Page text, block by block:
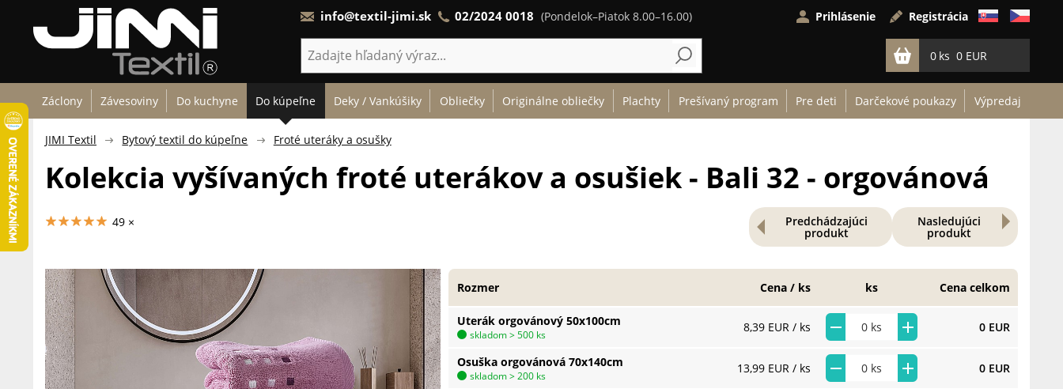
info@textil-jimi.sk 02/2024 0018 (Pondelok–Piatok 8.00–16.00) Prihlásenie Registrácia
0 0 EUR
Záclony Závesoviny Do kuchyne Do kúpeľne Deky / Vankúšiky Obliečky Originálne obliečky Plachty Prešívaný program Pre deti Darčekové poukazy Výpredaj
JIMI Textil Bytový textil do kúpeľne Froté uteráky a osušky
49 × Predchádzajúci
produkt
Nasledujúci
produkt
Kolekcia vyšívaných froté uterákov a osušiek - Bali 32 - orgovánová
Uterák orgovánový 50x100cm 8,39 EUR / ks 0 EUR
skladom > 500 ks
Osuška orgovánová 70x140cm 13,99 EUR / ks 0 EUR
skladom > 200 ks
Rozmer Cena / ks ks Cena celkom